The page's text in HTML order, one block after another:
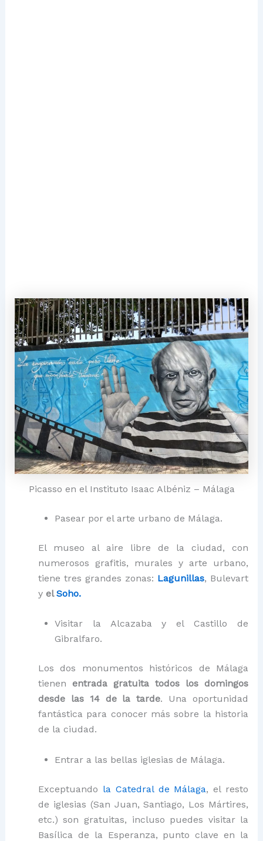
Picasso en el Instituto Isaac Albéniz – Málaga
Pasear por el arte urbano de Málaga.
El museo al aire libre de la ciudad, con
numerosos grafitis, murales y arte urbano,
tiene tres grandes zonas: Lagunillas, Bulevart
y elSoho.
Visitar la Alcazaba y el Castillo de
Gibralfaro.
Los dos monumentos históricos de Málaga
tienen entrada gratuita todos los domingos
desde las 14 de la tarde. Una oportunidad
fantástica para conocer más sobre la historia
de la ciudad.
Entrar a las bellas iglesias de Málaga.
Exceptuando la Catedral de Málaga, el resto
de iglesias (San Juan, Santiago, Los Mártires,
etc.) son gratuitas, incluso puedes visitar la
Basílica de la Esperanza, punto clave en la